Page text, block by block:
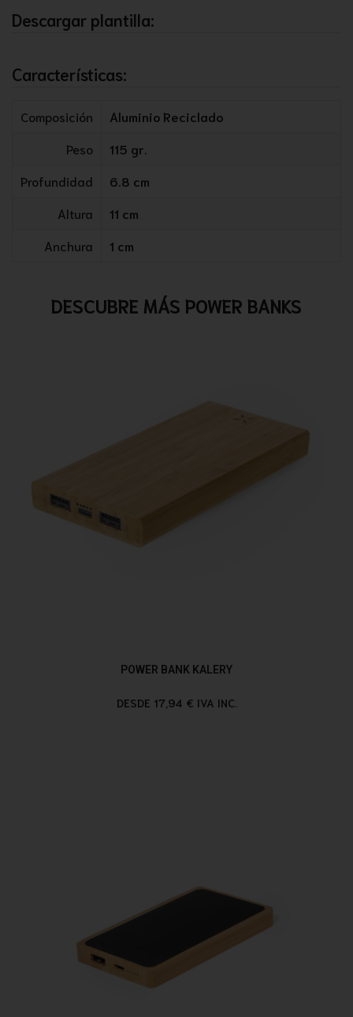
Descargar plantilla:
Características:
Composición
Aluminio Reciclado
Peso
115 gr.
Profundidad
6.8 cm
Altura
11 cm
Anchura
1 cm
DESCUBRE MÁS POWER BANKS
POWER BANK KALERY
DESDE 17,94 € IVA INC.